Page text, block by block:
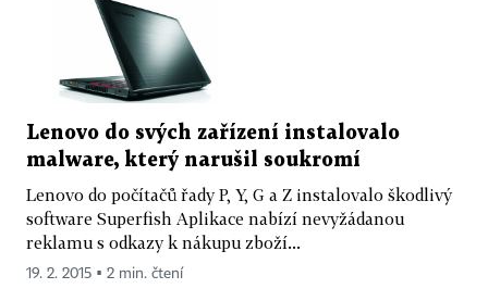
Lenovo do svých zařízení instalovalo
malware, který narušil soukromí
Lenovo do počítačů řady P, Y, G a Z instalovalo škodlivý
software Superfish Aplikace nabízí nevyžádanou
reklamu s odkazy k nákupu zboží...
19. 2. 2015 ▪ 2 min. čtení